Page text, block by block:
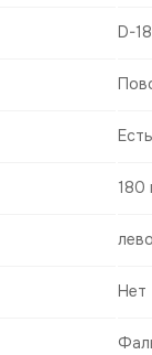
D-
Есть
180
Нет